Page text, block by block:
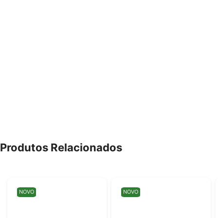
Produtos Relacionados
NOVO NOVO